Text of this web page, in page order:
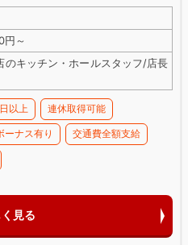
円～
のキッチン・ホールスタッフ/店長
以上 連休取得可能
ーナス有り 交通費全額支給
見る